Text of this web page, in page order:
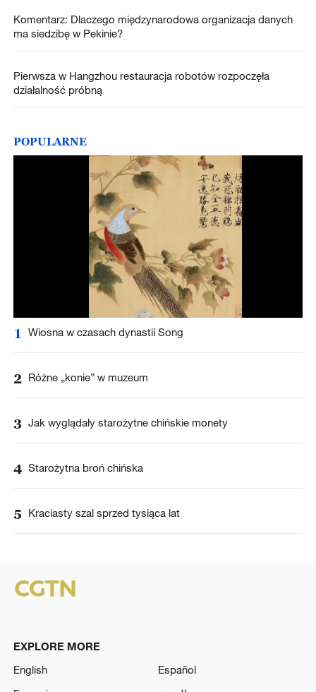
Komentarz: Dlaczego międzynarodowa organizacja danych
ma siedzibę w Pekinie?
Pierwsza w Hangzhou restauracja robotów rozpoczęła
działalność próbną
POPULARNE
1 Wiosna w czasach dynastii Song
2 Różne „konie” w muzeum
3 Jak wyglądały starożytne chińskie monety
4 Starożytna broń chińska
5 Kraciasty szal sprzed tysiąca lat
EXPLORE MORE
English
Español